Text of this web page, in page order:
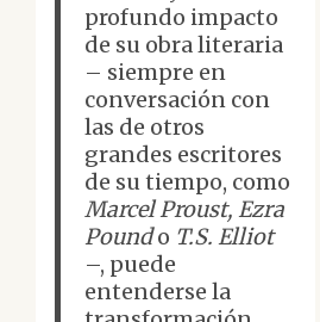
profundo impacto
de su obra literaria
– siempre en
conversación con
las de otros
grandes escritores
de su tiempo, como
Marcel Proust, Ezra
Poundo T.S. Elliot
–, puede
entenderse la